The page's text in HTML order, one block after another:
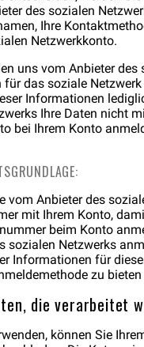
des sozialen
Ihre
Netzwerkkonto.
uns vom Anbieter
das soziale
Informationen
Ihre Daten nicht
bei Ihrem Konto
vom Anbieter des
mit Ihrem Konto,
beim Konto
sozialen Netzwerks
Informationen für
zu
die verarbeitet
können Sie